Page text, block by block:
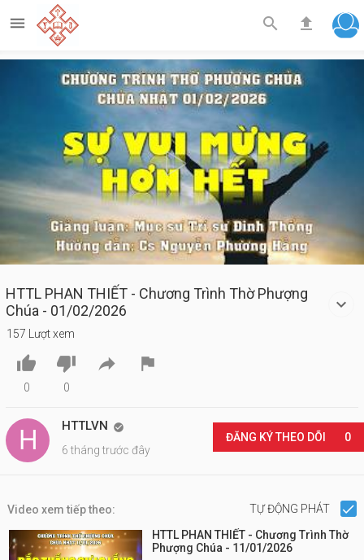
  
Play
Video
HTTL PHAN THIẾT - Chương Trình Thờ Phượng
Chúa - 01/02/2026
157 Lượt xem

0

0
 
HTTLVN 
6 tháng trước đây
ĐĂNG KÝ THEO DÕI 0
Video xem tiếp theo: TỰ ĐỘNG PHÁT
HTTL PHAN THIẾT - Chương Trình Thờ
Phượng Chúa - 11/01/2026